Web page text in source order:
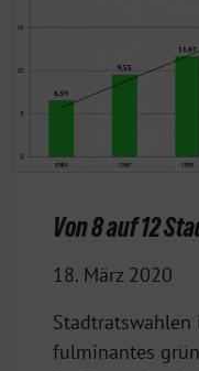
Von 8 auf 12
18. März 2020
Stadtratswahlen
fulminantes